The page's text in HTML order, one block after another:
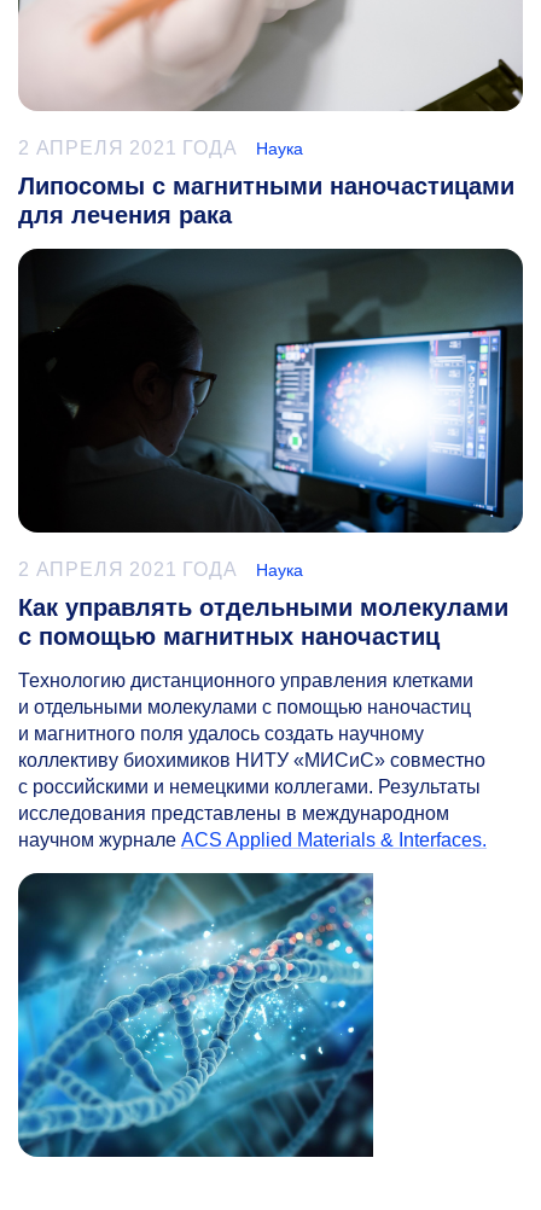
2 АПРЕЛЯ 2021 ГОДА Наука
Липосомы с магнитными наночастицами
для лечения рака
2 АПРЕЛЯ 2021 ГОДА Наука
Как управлять отдельными молекулами
с помощью магнитных наночастиц
Технологию дистанционного управления клетками
и отдельными молекулами с помощью наночастиц
и магнитного поля удалось создать научному
коллективу биохимиков НИТУ «МИСиС» совместно
с российскими и немецкими коллегами. Результаты
исследования представлены в международном
научном журнале ACS Applied Materials & Interfaces.